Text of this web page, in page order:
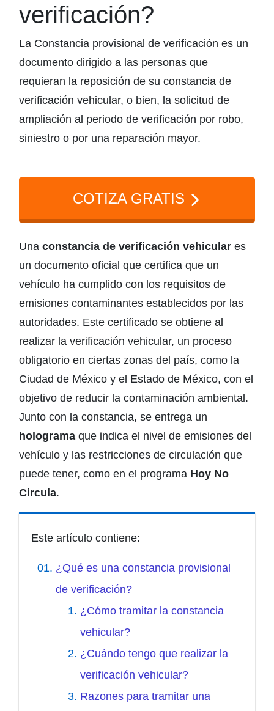
verificación?
La Constancia provisional de verificación es un
documento dirigido a las personas que
requieran la reposición de su constancia de
verificación vehicular, o bien, la solicitud de
ampliación al periodo de verificación por robo,
siniestro o por una reparación mayor.
COTIZA GRATIS
Una constancia de verificación vehicular es
un documento oficial que certifica que un
vehículo ha cumplido con los requisitos de
emisiones contaminantes establecidos por las
autoridades. Este certificado se obtiene al
realizar la verificación vehicular, un proceso
obligatorio en ciertas zonas del país, como la
Ciudad de México y el Estado de México, con el
objetivo de reducir la contaminación ambiental.
Junto con la constancia, se entrega un
holograma que indica el nivel de emisiones del
vehículo y las restricciones de circulación que
puede tener, como en el programa Hoy No
Circula.
Este artículo contiene:
¿Qué es una constancia provisional
de verificación?
¿Cómo tramitar la constancia
vehicular?
¿Cuándo tengo que realizar la
verificación vehicular?
Razones para tramitar una